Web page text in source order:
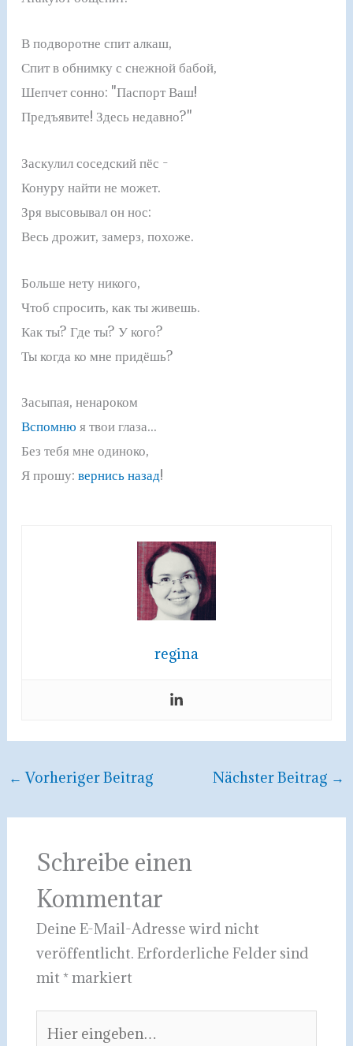
В подворотне спит алкаш,
Спит в обнимку с снежной бабой,
Шепчет сонно: "Паспорт Ваш!
Предъявите! Здесь недавно?"
Заскулил соседский пёс -
Конуру найти не может.
Зря высовывал он нос:
Весь дрожит, замерз, похоже.
Больше нету никого,
Чтоб спросить, как ты живешь.
Как ты? Где ты? У кого?
Ты когда ко мне придёшь?
Засыпая, ненароком
Вспомню я твои глаза...
Без тебя мне одиноко,
Я прошу: вернись назад!
regina
← Vorheriger Beitrag Nächster Beitrag →
Schreibe einen
Kommentar
Deine E-Mail-Adresse wird nicht
veröffentlicht. Erforderliche Felder sind
mit*markiert